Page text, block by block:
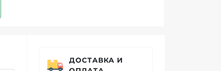
ДОСТАВКА И